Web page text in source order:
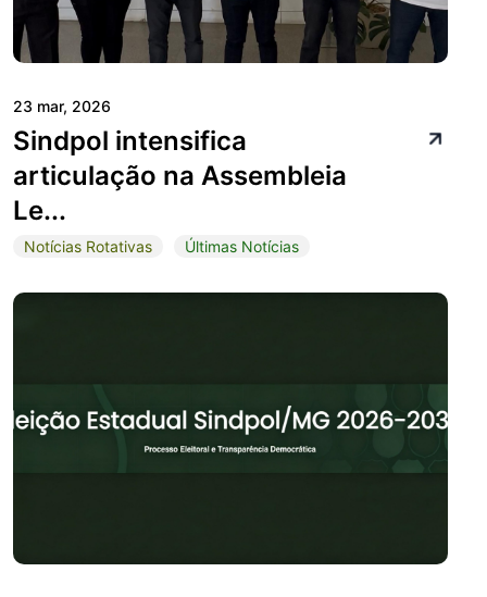
23 mar, 2026
Sindpol intensifica
articulação na Assembleia
Le...
Notícias Rotativas Últimas Notícias